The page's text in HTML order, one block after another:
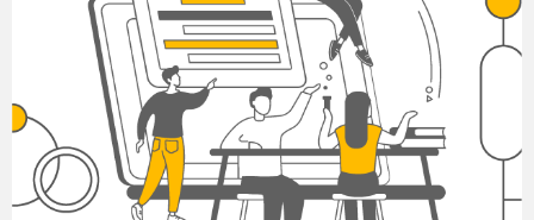
виправдана його думка або ні, ми сьогодні
дізнаємося.
Проблемне питання
Спробуємо на уроці розібратися й в
тому,
чи зміг письменник оригінально підійти
до висвітлення світового мотиву? Чи не вдався
до плагіату?У чому новаторство